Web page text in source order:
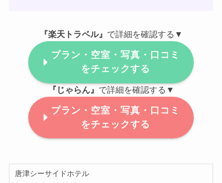
『楽天トラベル』 で詳細を確認する▼
プラン・空室・写真・口コミ
をチェックする
『じゃらん』 で詳細を確認する▼
プラン・空室・写真・口コミ
をチェックする
唐津シーサイドホテル